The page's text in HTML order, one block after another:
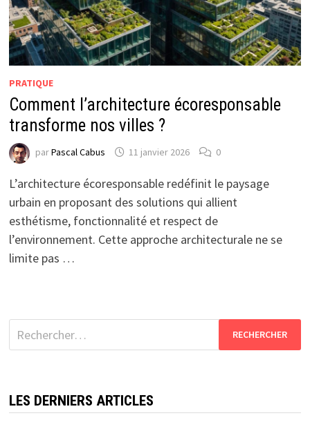
PRATIQUE
Comment l’architecture écoresponsable
transforme nos villes ?
parPascal Cabus 11 janvier 2026 0
L’architecture écoresponsable redéfinit le paysage
urbain en proposant des solutions qui allient
esthétisme, fonctionnalité et respect de
l’environnement. Cette approche architecturale ne se
limite pas …
Rechercher :
LES DERNIERS ARTICLES